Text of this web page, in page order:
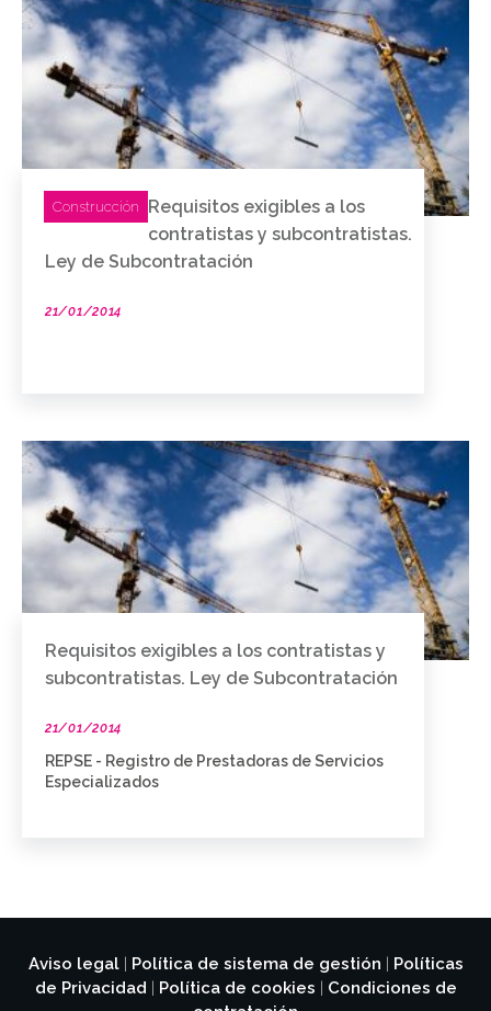
Construcción
Requisitos exigibles a los
contratistas y subcontratistas.
Ley de Subcontratación
21/01/2014
Requisitos exigibles a los contratistas y
subcontratistas. Ley de Subcontratación
21/01/2014
REPSE - Registro de Prestadoras de Servicios
Especializados
Aviso legal| Política de sistema de gestión
Políticas
de Privacidad
Política de cookies
Condiciones de